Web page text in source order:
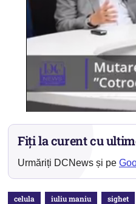
Fiți la curent cu
Urmăriți DCNews și pe
celula iuliu maniu sighet